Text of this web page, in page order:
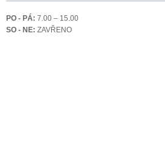
PO - PÁ: 7.00 – 15.00
SO - NE: ZAVŘENO